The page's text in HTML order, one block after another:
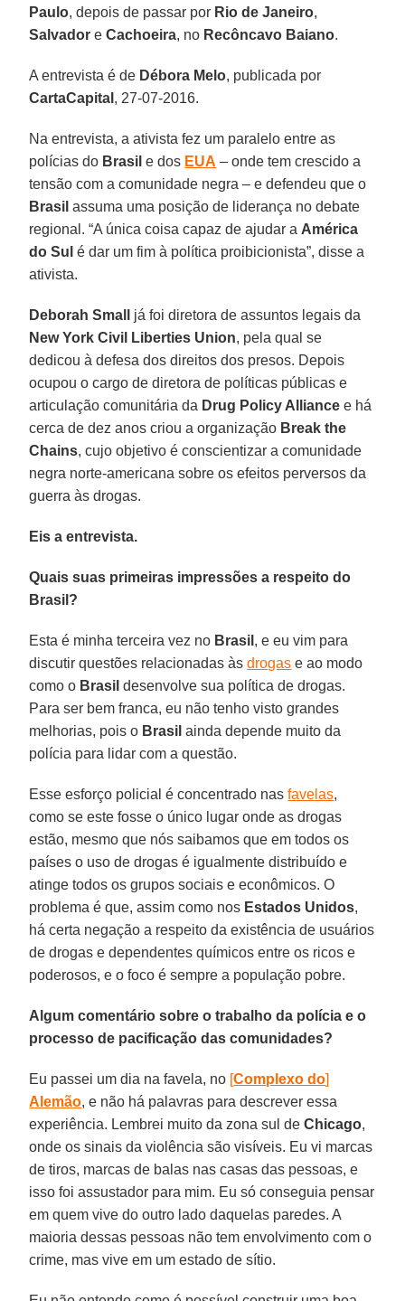
Paulo, depois de passar por Rio de Janeiro,
Salvador eCachoeira, no Recôncavo Baiano.
A entrevista é de Débora Melo, publicada por
CartaCapital , 27-07-2016.
Na entrevista, a ativista fez um paralelo entre as
polícias do Brasil e dos EUA – onde tem crescido a
tensão com a comunidade negra – e defendeu que o
Brasil assuma uma posição de liderança no debate
regional. “A única coisa capaz de ajudar a América
do Sul é dar um fim à política proibicionista”, disse a
ativista.
Deborah Small
já foi diretora de assuntos legais da
New York Civil Liberties Union, pela qual se
dedicou à defesa dos direitos dos presos. Depois
ocupou o cargo de diretora de políticas públicas e
articulação comunitária da Drug Policy Alliance e há
cerca de dez anos criou a organização Break the
Chains, cujo objetivo é conscientizar a comunidade
negra norte-americana sobre os efeitos perversos da
guerra às drogas.
Eis a entrevista.
Quais suas primeiras impressões a respeito do
Brasil?
Esta é minha terceira vez no Brasil , e eu vim para
discutir questões relacionadas àsdrogas e ao modo
como o Brasil desenvolve sua política de drogas.
Para ser bem franca, eu não tenho visto grandes
melhorias, pois o Brasil ainda depende muito da
polícia para lidar com a questão.
Esse esforço policial é concentrado nasfavelas,
como se este fosse o único lugar onde as drogas
estão, mesmo que nós saibamos que em todos os
países o uso de drogas é igualmente distribuído e
atinge todos os grupos sociais e econômicos. O
problema é que, assim como nos Estados Unidos,
há certa negação a respeito da existência de usuários
de drogas e dependentes químicos entre os ricos e
poderosos, e o foco é sempre a população pobre.
Algum comentário sobre o trabalho da polícia e o
processo de pacificação das comunidades?
Eu passei um dia na favela, no [Complexo do]
Alemão, e não há palavras para descrever essa
experiência. Lembrei muito da zona sul deChicago,
onde os sinais da violência são visíveis. Eu vi marcas
de tiros, marcas de balas nas casas das pessoas, e
isso foi assustador para mim. Eu só conseguia pensar
em quem vive do outro lado daquelas paredes. A
maioria dessas pessoas não tem envolvimento com o
crime, mas vive em um estado de sítio.